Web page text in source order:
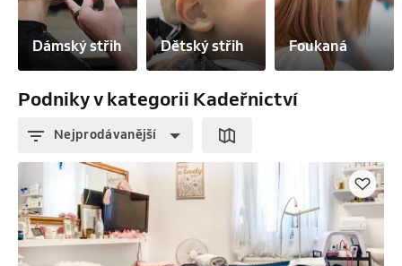
Dámský střih Dětský střih Foukaná
Podniky v kategorii Kadeřnictví
Nejprodávanější